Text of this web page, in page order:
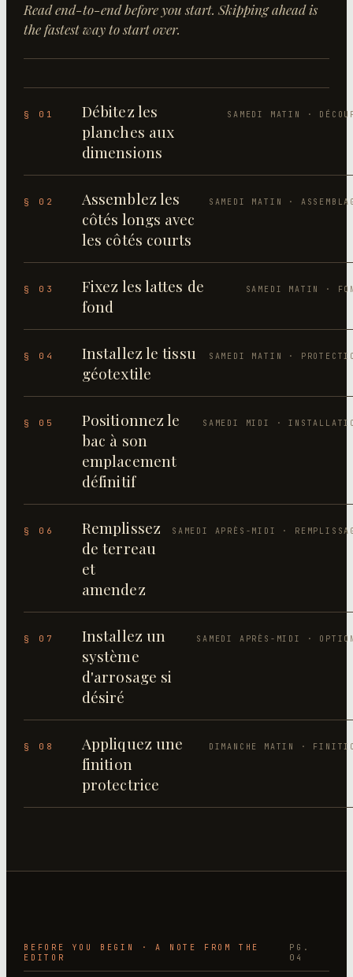
Read end-to-end before you start. Skipping ahead is
the fastest way to start over.
§ 01
Débitez les
planches aux
dimensions
SAMEDI MATIN ·
§ 02
Assemblez les
côtés longs avec
les côtés courts
SAMEDI MATIN ·
§ 03
Fixez les lattes de
fond
SAMEDI MATIN ·
§ 04
Installez le tissu
géotextile
SAMEDI MATIN ·
§ 05
Positionnez le
bac à son
emplacement
définitif
SAMEDI MIDI ·
§ 06
Remplissez
de terreau
et
amendez
SAMEDI APRÈS-MIDI ·
§ 07
Installez un
système
d'arrosage si
désiré
SAMEDI APRÈS-MIDI ·
§ 08
Appliquez une
finition
protectrice
DIMANCHE MATIN ·
BEFORE YOU BEGIN · A NOTE FROM THE
EDITOR
PG.
04